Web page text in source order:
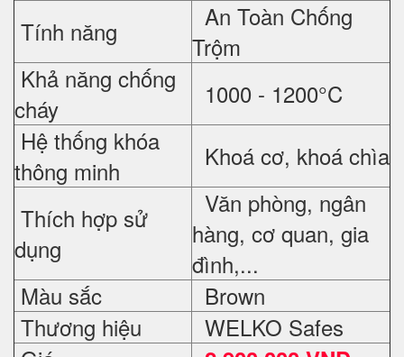
Tính năng
An Toàn Chống
Trộm
Khả năng chống
cháy
1000 - 1200°C
Hệ thống khóa
thông minh
Khoá cơ, khoá chìa
Thích hợp sử
dụng
Văn phòng, ngân
hàng, cơ quan, gia
đình,...
Màu sắc
Brown
Thương hiệu
WELKO Safes